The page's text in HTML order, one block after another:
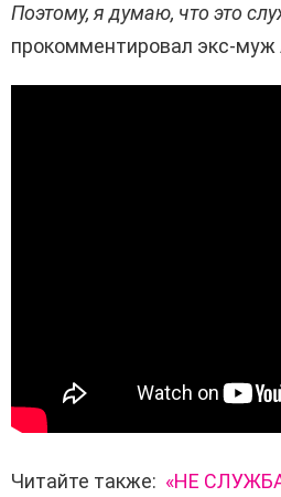
Поэтому, я думаю, что это
прокомментировал экс-муж
Читайте также: «НЕ